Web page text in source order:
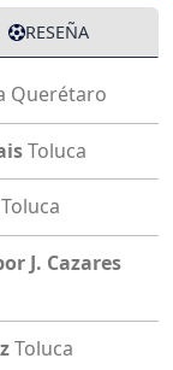
RESEÑA
Querétaro
Toluca
Toluca
J. Cazares
Toluca